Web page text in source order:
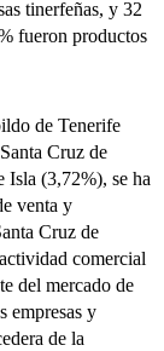
tinerfeñas, y 32
fueron productos
de Tenerife
Cruz de
Isla (3,72%), se ha
venta y
Cruz de
comercial
del mercado de
empresas y
de la